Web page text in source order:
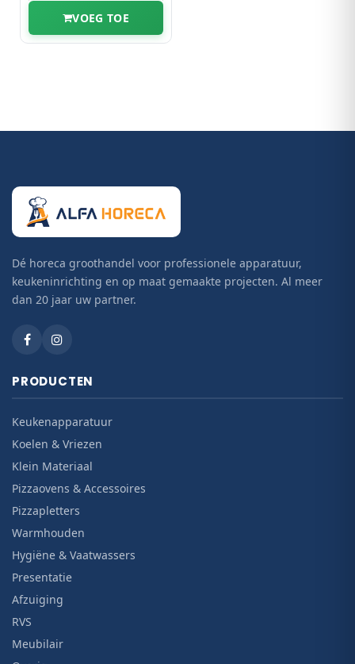
VOEG TOE
Dé horeca groothandel voor professionele apparatuur,
keukeninrichting en op maat gemaakte projecten. Al meer
dan 20 jaar uw partner.
PRODUCTEN
Keukenapparatuur
Koelen & Vriezen
Klein Materiaal
Pizzaovens & Accessoires
Pizzapletters
Warmhouden
Hygiëne & Vaatwassers
Presentatie
Afzuiging
RVS
Meubilair